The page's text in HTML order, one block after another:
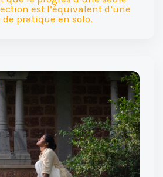
est l’équivalent d’une
pratique en solo.